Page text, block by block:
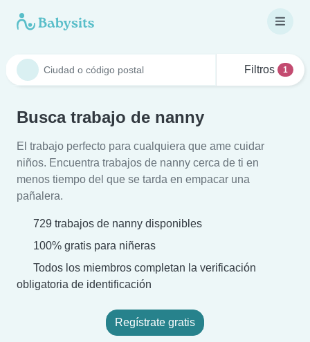
Filtros 1
Busca trabajo de nanny
El trabajo perfecto para cualquiera que ame cuidar
niños. Encuentra trabajos de nanny cerca de ti en
menos tiempo del que se tarda en empacar una
pañalera.
729 trabajos de nanny disponibles
100% gratis para niñeras
Todos los miembros completan la verificación
obligatoria de identificación
Regístrate gratis